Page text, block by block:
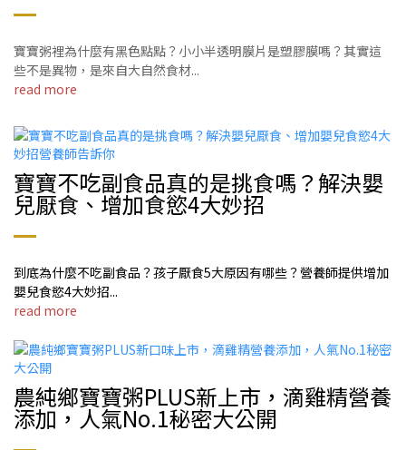
寶寶粥裡為什麼有黑色點點？小小半透明膜片是塑膠膜嗎？其實這
些不是異物，是來自大自然食材...
read more
寶寶不吃副食品真的是挑食嗎？解決嬰
兒厭食、增加食慾4大妙招
到底為什麼不吃副食品？孩子厭食5大原因有哪些？營養師提供增加
嬰兒食慾4大妙招...
read more
農純鄉寶寶粥PLUS新上市，滴雞精營養
添加，人氣No.1秘密大公開